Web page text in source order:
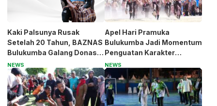
Kaki Palsunya Rusak
Setelah 20 Tahun, BAZNAS
Bulukumba Galang Donasi
untuk Pak Pardi
NEWS
Apel Hari Pramuka
Bulukumba Jadi Momentum
Penguatan Karakter
Generasi Muda
NEWS